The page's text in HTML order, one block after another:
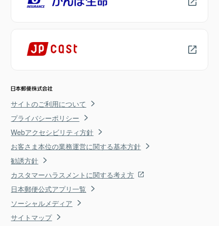
サイトのご利用について
プライバシーポリシー
Webアクセシビリティ方針
お客さま本位の業務運営に関する基本方針
勧誘方針
カスタマーハラスメントに関する考え方
日本郵便公式アプリ一覧
ソーシャルメディア
サイトマップ